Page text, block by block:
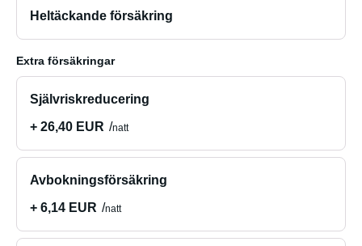
Heltäckande försäkring
Extra försäkringar
Självriskreducering
+ 26,40 EUR
natt
Avbokningsförsäkring
+ 6,14 EUR
natt